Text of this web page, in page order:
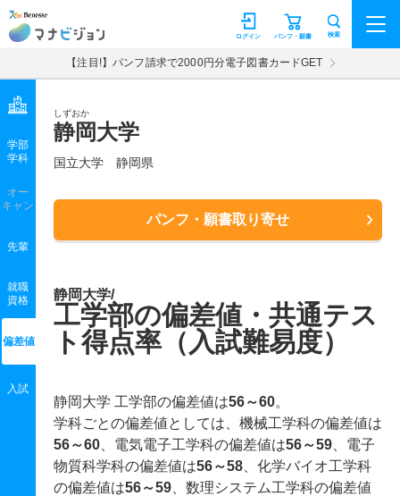
マナビジョン パンフ・願書
ログイン 検索
【注目!】パンフ請求で2000円分電子図書カードGET
しずおか
静岡大学
国立大学 静岡県
パンフ・願書取り寄せ
学部
学科
オー
キャン
先輩
就職
資格
偏差値
入試
静岡大学/
工学部の偏差値・共通テス
ト得点率（入試難易度）
静岡大学 工学部の偏差値は56～60。
学科ごとの偏差値としては、機械工学科の偏差値は
56～60 、電気電子工学科の偏差値は56～59 、電子
物質科学科の偏差値は56～58 、化学バイオ工学科
の偏差値は56～59 、数理システム工学科の偏差値